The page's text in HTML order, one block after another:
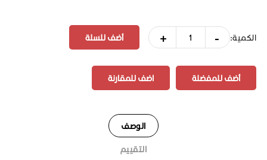
الكمية: -
+
أضف للمفضلة اضف للمقارنة
الوصف
التقييم